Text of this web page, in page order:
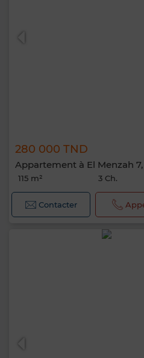
280 000 TND
Appartement à El Menzah
115 m² 3 Ch.
Contacter